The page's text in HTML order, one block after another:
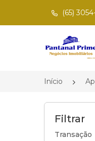
(65)
Página
Início
Filtrar
Transação